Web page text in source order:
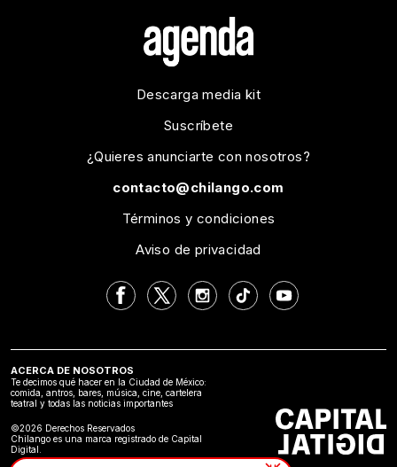
Descarga media kit
Suscríbete
¿Quieres anunciarte con nosotros?
contacto@chilango.com
Términos y condiciones
Aviso de privacidad
ACERCA DE NOSOTROS
Te decimos qué hacer en la Ciudad de México:
comida, antros, bares, música, cine, cartelera
teatral y todas las noticias importantes
©2026 Derechos Reservados
Chilango es una marca registrado de Capital
Digital.